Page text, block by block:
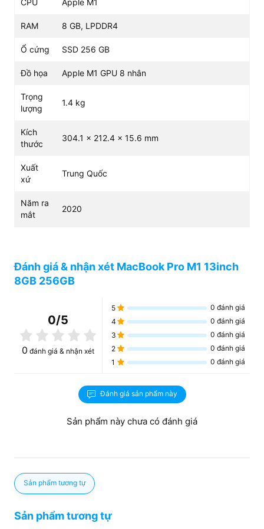
Phản hồi siêu tốc với vi xử lý M1 mạnh mẽ,
8 nhân cho CPU và GPU giúp tốc độ nâng cấp lên 2,8 lần
cùng xử lý đồ họa tăng nhanh 5 lần thế hệ tiền nhiệm.
CPU Apple M1
RAM 8 GB, LPDDR4
Ổ cứng SSD 256 GB
Đồ họa Apple M1 GPU 8 nhân
Trọng
lượng
1.4 kg
Kích
thước
304.1 x 212.4 x 15.6 mm
Xuất
xứ
Trung Quốc
Năm ra
mắt
2020
Đánh giá & nhận xét MacBook Pro M1 13inch
8GB 256GB
0/5
0 đánh giá & nhận xét
5 0 đánh giá
4
0 đánh giá
3
0 đánh giá
2
0 đánh giá
1
0 đánh giá
Đánh giá sản phẩm này
Sản phẩm này chưa có đánh giá
Sản phẩm tương tự
Sản phẩm tương tự